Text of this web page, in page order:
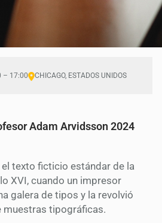
– 17:00 CHICAGO, ESTADOS UNIDOS
Adam Arvidsson 2024
texto ficticio estándar de la
XVI, cuando un impresor
galera de tipos y la revolvió
muestras tipográficas.